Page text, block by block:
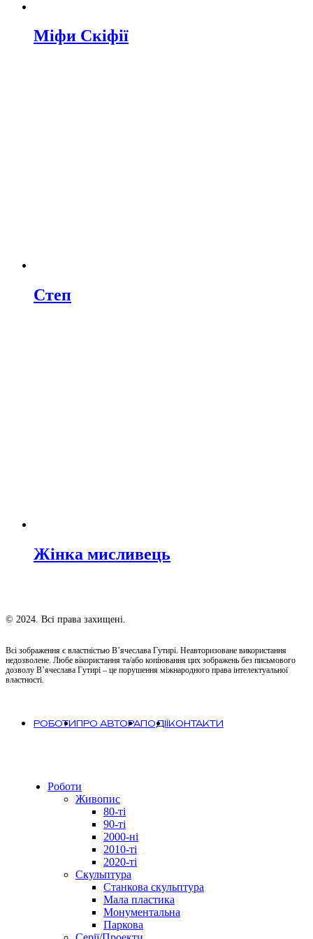
Міфи Скіфії
Степ
Жінка мисливець
© 2024. Всі права захищені.
Всі зображення є властністью В’ячеслава Гутирі. Неавторизоване використання
недозволене. Любе вікористання та/або копіювання цих зображень без письмового
дозволу В’ячеслава Гутирі – це порушення міжнародного права інтелектуальної
властності.
РОБОТИПРО АВТОРАПОДІЇКОНТАКТИ
Close
Роботи
Живопис
80-ті
90-ті
2000-ні
2010-ті
2020-ті
Скульптура
Станкова скульптура
Мала пластика
Монументальна
Паркова